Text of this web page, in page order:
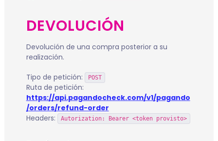
DEVOLUCIÓN
Devolución de una compra posterior a su
realización.
Tipo de petición: POST
Ruta de petición:
https://api.pagandocheck.com/v1/pagando
/orders/refund-order
Headers:
Autorization: Bearer <token provisto>